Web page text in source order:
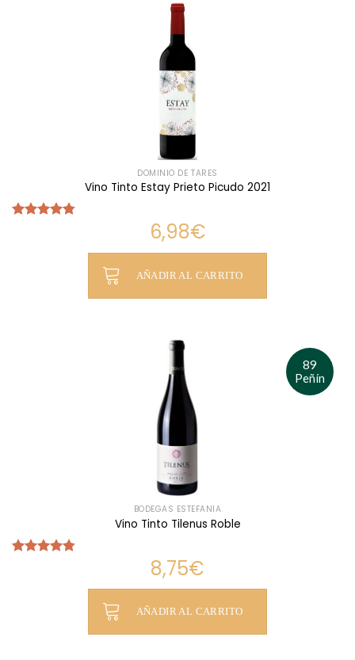
DOMINIO DE TARES
Vino Tinto Estay Prieto Picudo 2021
6,98€
AÑADIR AL CARRITO
89
Peñín
BODEGAS ESTEFANÍA
Vino Tinto Tilenus Roble
8,75€
AÑADIR AL CARRITO